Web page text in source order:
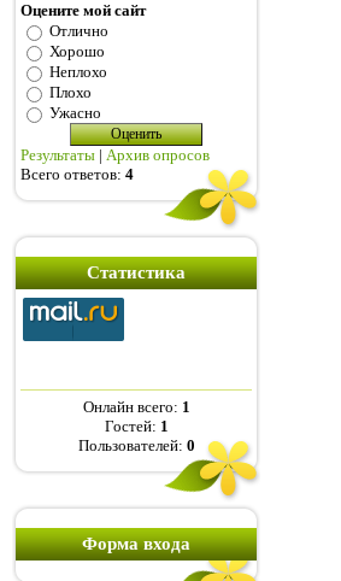
Оцените мой сайт
Отлично
Хорошо
Неплохо
Плохо
Ужасно
Результаты | Архив опросов
Всего ответов: 4
Статистика
Онлайн всего: 1
Гостей: 1
Пользователей: 0
Форма входа